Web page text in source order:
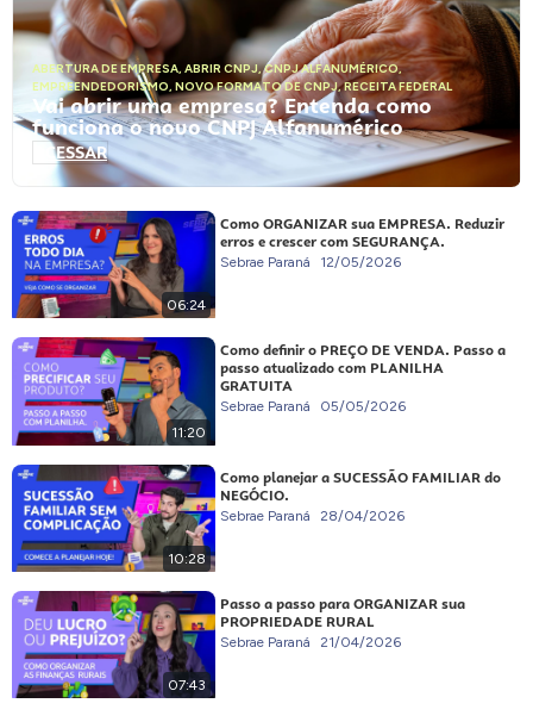
ABERTURA DE EMPRESA, ABRIR CNPJ,CNPJ ALFANUMÉRICO,
EMPREENDEDORISMO, NOVO FORMATO DE CNPJ,RECEITA FEDERAL
Vai abrir uma empresa? Entenda como
funciona o novo CNPJ Alfanumérico
ACESSAR
06:24
Como ORGANIZAR sua EMPRESA. Reduzir
erros e crescer com SEGURANÇA.
Sebrae Paraná 12/05/2026
11:20
Como definir o PREÇO DE VENDA. Passo a
passo atualizado com PLANILHA
GRATUITA
Sebrae Paraná 05/05/2026
10:28
Como planejar a SUCESSÃO FAMILIAR do
NEGÓCIO.
Sebrae Paraná 28/04/2026
07:43
Passo a passo para ORGANIZAR sua
PROPRIEDADE RURAL
Sebrae Paraná 21/04/2026